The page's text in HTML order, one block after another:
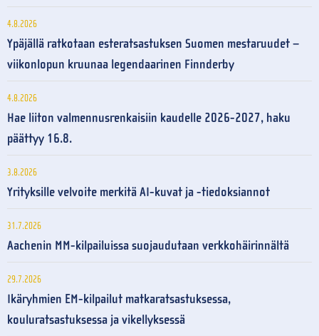
4.8.2026
Ypäjällä ratkotaan esteratsastuksen Suomen mestaruudet –
viikonlopun kruunaa legendaarinen Finnderby
4.8.2026
Hae liiton valmennusrenkaisiin kaudelle 2026-2027, haku
päättyy 16.8.
3.8.2026
Yrityksille velvoite merkitä AI-kuvat ja -tiedoksiannot
31.7.2026
Aachenin MM-kilpailuissa suojaudutaan verkkohäirinnältä
29.7.2026
Ikäryhmien EM-kilpailut matkaratsastuksessa,
kouluratsastuksessa ja vikellyksessä